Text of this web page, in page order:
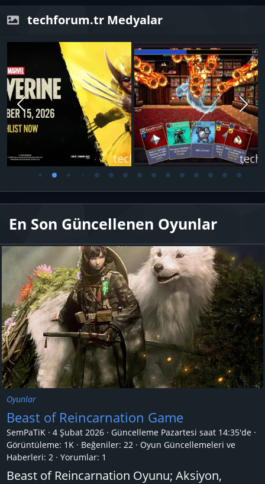
techforum.tr Medyalar
En Son Güncellenen Oyunlar
Oyunlar
Beast of Reincarnation Game
SemPaTiK 4 Şubat 2026 Güncelleme Pazartesi saat 14:35'de
Görüntüleme: 1K
Beğeniler: 22
Oyun Güncellemeleri ve
Haberleri: 2 Yorumlar: 1
Beast of Reincarnation Oyunu; Aksiyon,